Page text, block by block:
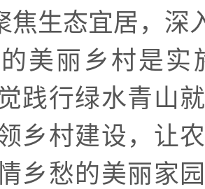
焦生态宜居，深
美丽乡村是
践行绿水青山
乡村建设，让
乡愁的美丽家